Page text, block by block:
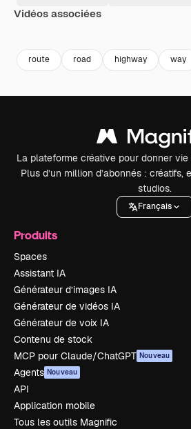
Vidéos associées
route road highway way
La plateforme créative pour donner
Plus d’un million d’abonnés : créatifs,
studios.
Français
Produits
Spaces
Assistant IA
Générateur d’images IA
Générateur de vidéos IA
Générateur de voix IA
Contenu de stock
MCP pour Claude/ChatGPT Nouveau
Agents Nouveau
API
Application mobile
Tous les outils Magnific